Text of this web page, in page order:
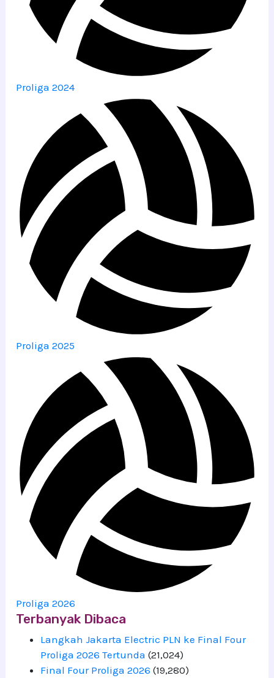
Proliga 2024
Proliga 2025
Proliga 2026
Terbanyak Dibaca
Langkah Jakarta Electric PLN ke Final Four
Proliga 2026 Tertunda (21,024)
Final Four Proliga 2026 (19,280)